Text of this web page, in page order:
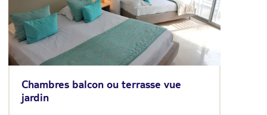
Chambres balcon ou terrasse vue
jardin